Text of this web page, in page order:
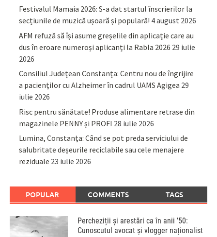
Festivalul Mamaia 2026: S-a dat startul înscrierilor la
secțiunile de muzică ușoară și populară! 4 august 2026
AFM refuză să își asume greșelile din aplicație care au
dus în eroare numeroși aplicanți la Rabla 2026 29 iulie
2026
Consiliul Județean Constanța: Centru nou de îngrijire
a pacienților cu Alzheimer în cadrul UAMS Agigea 29
iulie 2026
Risc pentru sănătate! Produse alimentare retrase din
magazinele PENNY și PROFI 28 iulie 2026
Lumina, Constanța: Când se pot preda serviciului de
salubritate deșeurile reciclabile sau cele menajere
reziduale 23 iulie 2026
POPULAR COMMENTS TAGS
Percheziții și arestări ca în anii ’50:
Cunoscutul avocat și vlogger naționalist